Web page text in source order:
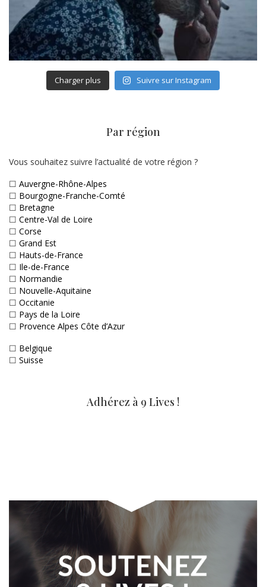
Charger plus Suivre sur Instagram
Par région
Vous souhaitez suivre l’actualité de votre région ?
☐ Auvergne-Rhône-Alpes
☐ Bourgogne-Franche-Comté
☐ Bretagne
☐ Centre-Val de Loire
☐ Corse
☐ Grand Est
☐ Hauts-de-France
☐ Ile-de-France
☐ Normandie
☐ Nouvelle-Aquitaine
☐ Occitanie
☐ Pays de la Loire
☐ Provence Alpes Côte d’Azur
☐ Belgique
☐ Suisse
Adhérez à 9 Lives !